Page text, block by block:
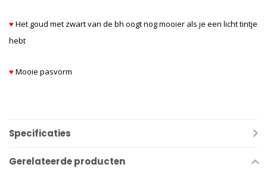
♥ Het goud met zwart van de bh oogt nog mooier als je een licht tintje
hebt
♥ Mooie pasvorm
Specificaties
Gerelateerde producten